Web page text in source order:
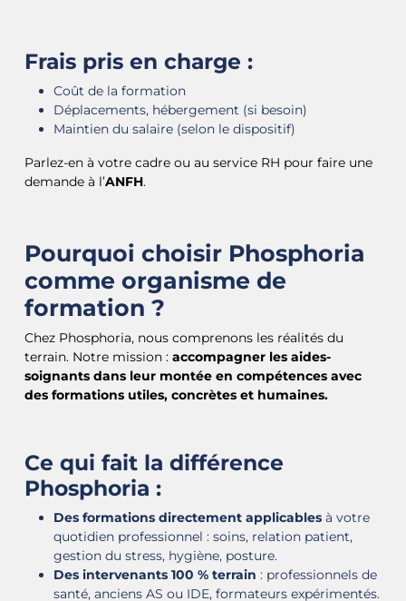
Frais pris en charge :
Coût de la formation
Déplacements, hébergement (si besoin)
Maintien du salaire (selon le dispositif)
Parlez-en à votre cadre ou au service RH pour faire une
demande à l’ANFH.
Pourquoi choisir Phosphoria
comme organisme de
formation ?
Chez Phosphoria, nous comprenons les réalités du
terrain. Notre mission : accompagner les aides-
soignants dans leur montée en compétences avec
des formations utiles, concrètes et humaines.
Ce qui fait la différence
Phosphoria :
Des formations directement applicables à votre
quotidien professionnel : soins, relation patient,
gestion du stress, hygiène, posture.
Des intervenants 100 % terrain : professionnels de
santé, anciens AS ou IDE, formateurs expérimentés.